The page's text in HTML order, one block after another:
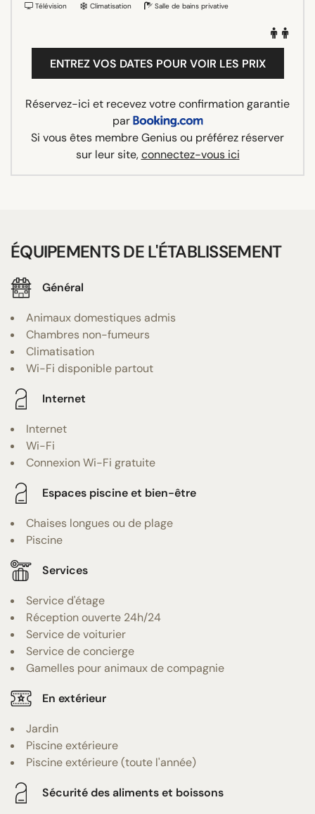
Télévision Climatisation Salle de bains privative
ENTREZ VOS DATES POUR VOIR LES PRIX
Réservez-ici et recevez votre confirmation garantie
par
Si vous êtes membre Genius ou préférez réserver
sur leur site,connectez-vous ici
ÉQUIPEMENTS DE L'ÉTABLISSEMENT
Général
Animaux domestiques admis
Chambres non-fumeurs
Climatisation
Wi-Fi disponible partout
Internet
Internet
Wi-Fi
Connexion Wi-Fi gratuite
Espaces piscine et bien-être
Chaises longues ou de plage
Piscine
Services
Service d'étage
Réception ouverte 24h/24
Service de voiturier
Service de concierge
Gamelles pour animaux de compagnie
En extérieur
Jardin
Piscine extérieure
Piscine extérieure (toute l'année)
Sécurité des aliments et boissons